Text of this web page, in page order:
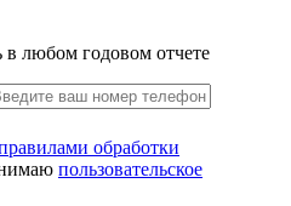
в любом годовом отчете
обработки
пользовательское